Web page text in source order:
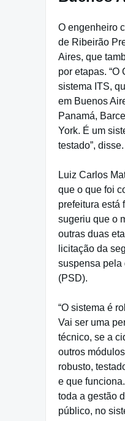
O engenheiro
de Ribeirão
Aires, que
por etapas. “O
sistema ITS,
em Buenos
Panamá,
York. É um
testado”, disse.
Luiz Carlos
que o que foi
prefeitura está
sugeriu que o
outras duas
licitação da
suspensa pela
(PSD).
“O sistema é
Vai ser uma
técnico, se a
outros
robusto,
e que
toda a gestão
público, no